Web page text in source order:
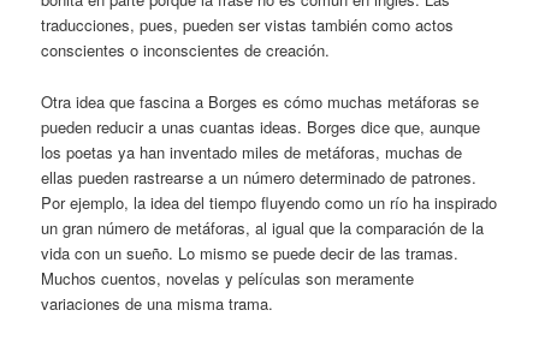
traducciones, pues, pueden ser vistas también como actos
conscientes o inconscientes de creación.
Otra idea que fascina a Borges es cómo muchas metáforas se
pueden reducir a unas cuantas ideas. Borges dice que, aunque
los poetas ya han inventado miles de metáforas, muchas de
ellas pueden rastrearse a un número determinado de patrones.
Por ejemplo, la idea del tiempo fluyendo como un río ha inspirado
un gran número de metáforas, al igual que la comparación de la
vida con un sueño. Lo mismo se puede decir de las tramas.
Muchos cuentos, novelas y películas son meramente
variaciones de una misma trama.